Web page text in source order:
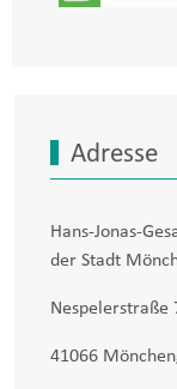
Adresse
Hans-Jonas-
der Stadt
Nespelerstraße
41066